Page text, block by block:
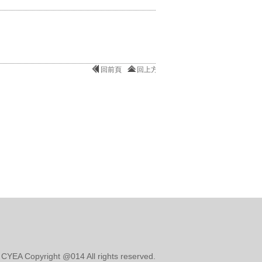
回前頁 回上方
Copyright @014 All rights reserved.